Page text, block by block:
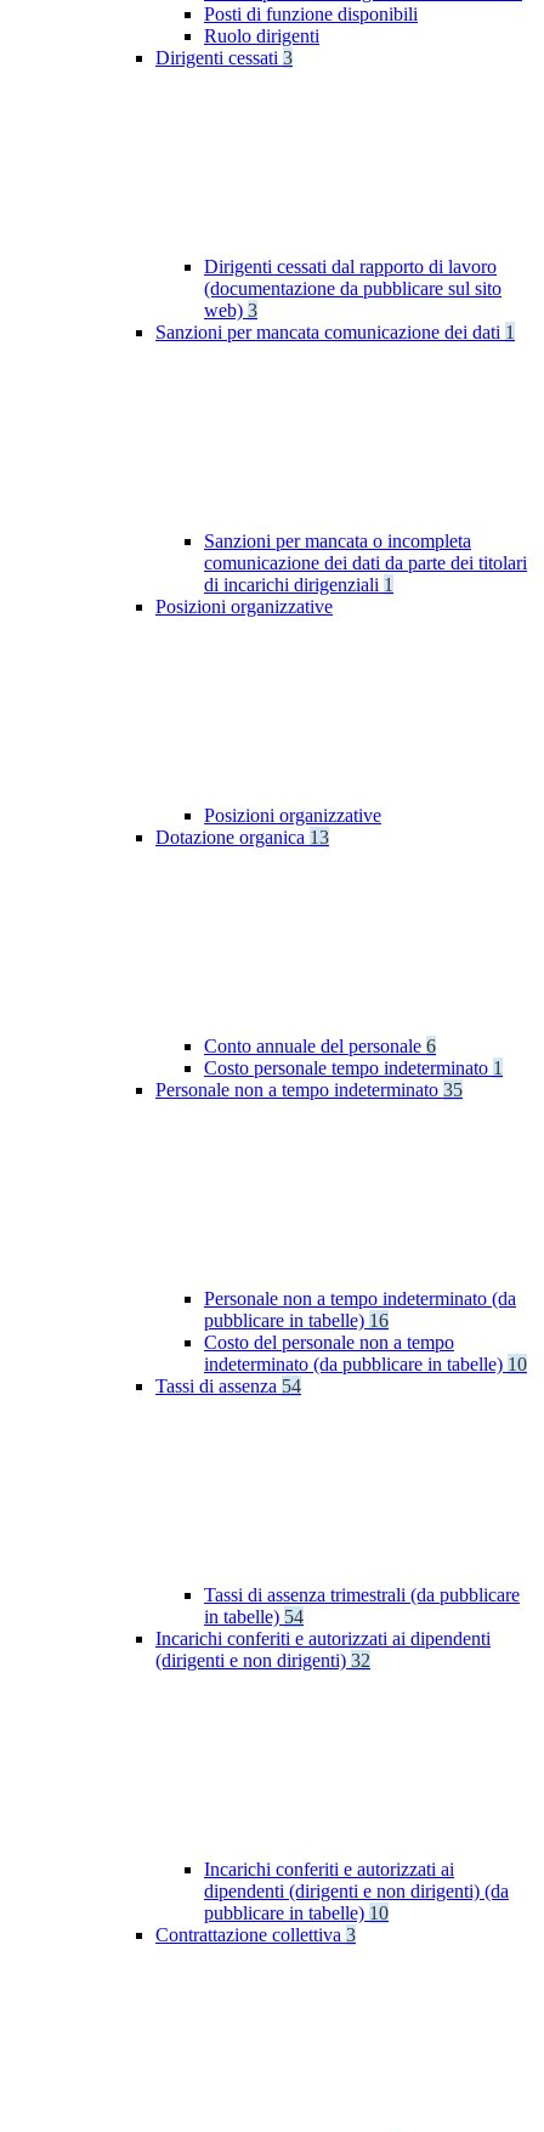
Posti di funzione disponibili
Ruolo dirigenti
Dirigenti cessati 3
Dirigenti cessati dal rapporto di lavoro
(documentazione da pubblicare sul sito
web) 3
Sanzioni per mancata comunicazione dei dati 1
Sanzioni per mancata o incompleta
comunicazione dei dati da parte dei titolari
di incarichi dirigenziali 1
Posizioni organizzative
Posizioni organizzative
Dotazione organica 13
Conto annuale del personale 6
Costo personale tempo indeterminato 1
Personale non a tempo indeterminato 35
Personale non a tempo indeterminato (da
pubblicare in tabelle) 16
Costo del personale non a tempo
indeterminato (da pubblicare in tabelle) 10
Tassi di assenza 54
Tassi di assenza trimestrali (da pubblicare
in tabelle) 54
Incarichi conferiti e autorizzati ai dipendenti
(dirigenti e non dirigenti) 32
Incarichi conferiti e autorizzati ai
dipendenti (dirigenti e non dirigenti) (da
pubblicare in tabelle) 10
Contrattazione collettiva 3